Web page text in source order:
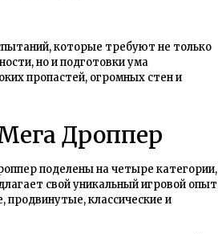
которые требуют не только
но и подготовки ума
пропастей, огромных стен и
Дроппер
поделены на четыре категории,
свой уникальный игровой опыт
классические и